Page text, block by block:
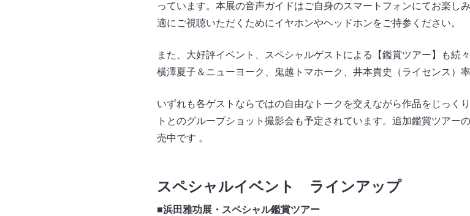
っています。本展の音声ガイドはご自身のスマートフォンにてお楽し
適にご視聴いただくためにイヤホンやヘッドホンをご持参ください。
また、大好評イベント、スペシャルゲストによる【鑑賞ツアー】も続
横澤夏子＆ニューヨーク、鬼越トマホーク、井本貴史（ライセンス）
いずれも各ゲストならではの自由なトークを交えながら作品をじっく
トとのグループショット撮影会も予定されています。追加鑑賞ツアー
売中です 。
スペシャルイベント ラインアップ
■浜田雅功展・スペシャル鑑賞ツアー